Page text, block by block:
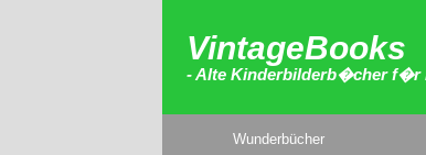
VintageBooks
- Alte Kinderbilderb�cher f�r
Wunderbücher